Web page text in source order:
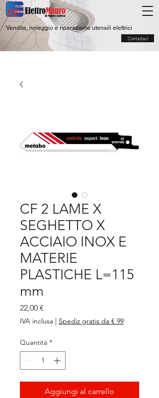
Vendita, noleggio e riparazione utensili elettrici
Contattaci
CF 2 LAME X
SEGHETTO X
ACCIAIO INOX E
MATERIE
PLASTICHE L=115
mm
22,00 €
IVA inclusa | Spediz gratis da € 99
Quantità *
Aggiungi al carrello